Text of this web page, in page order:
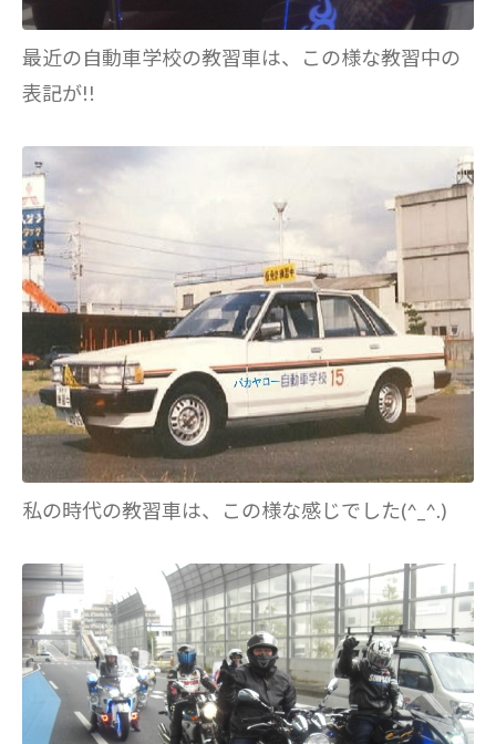
最近の自動車学校の教習車は、この様な教習中の
表記が!!
私の時代の教習車は、この様な感じでした(^_^.)